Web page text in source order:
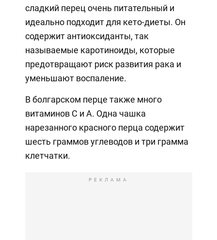
сладкий перец очень питательный и
идеально подходит для кето-диеты. Он
содержит антиоксиданты, так
называемые каротиноиды, которые
предотвращают риск развития рака и
уменьшают воспаление.
В болгарском перце также много
витаминов С и А. Одна чашка
нарезанного красного перца содержит
шесть граммов углеводов и три грамма
клетчатки.
РЕКЛАМА